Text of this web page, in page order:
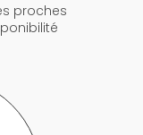
proches